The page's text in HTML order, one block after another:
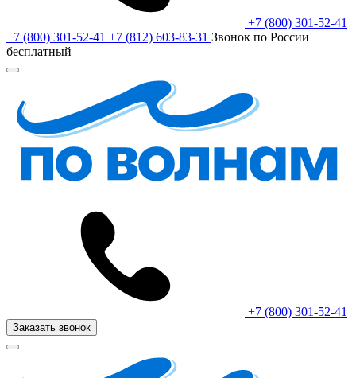
+7 (800) 301-52-41
+7 (800) 301-52-41 +7 (812) 603-83-31 Звонок по России
бесплатный
+7 (800) 301-52-41
Заказать звонок